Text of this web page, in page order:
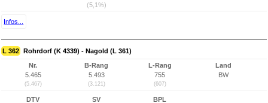
(5,1%)
Infos...
L 362 Rohrdorf (K 4339) - Nagold (L 361)
Nr.
5.465
(5.467)
B-Rang
5.493
(3.121)
L-Rang
755
(607)
Land
BW
DTV
SV
BPL